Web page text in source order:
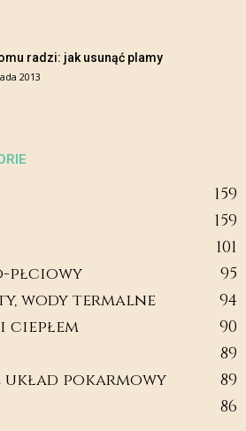
radzi: jak usunąć plamy
2013
159
159
101
płciowy
95
wody termalne
94
ciepłem
90
89
układ pokarmowy
89
86